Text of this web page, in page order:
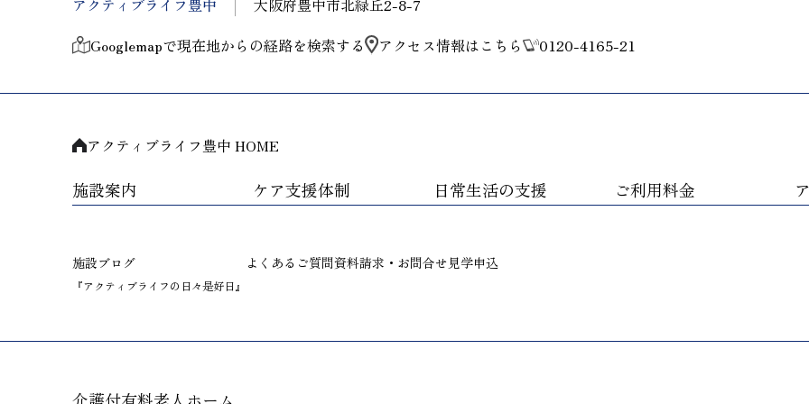
アクティブライフ豊中
大阪府豊中市北緑丘2-8-7
Googlemapで現在地からの経路を検索する
アクセス情報はこちら 0120-4165-21
アクティブライフ豊中 HOME
施設案内 ケア支援体制 日常生活の支援 ご利用料金
施設ブログ
『アクティブライフの日々是好日』
よくあるご質問資料請求・お問合せ見学申込